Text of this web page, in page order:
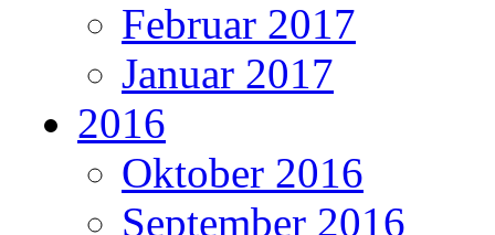
Februar 2017
Januar 2017
2016
Oktober 2016
September 2016